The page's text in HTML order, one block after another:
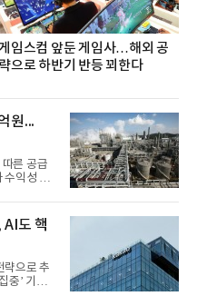
임스컴 앞둔 게임사…해외 공
략으로 하반기 반등 꾀한다
원...
른 공급
수익성 중
준 매출
했다고 7
미칼 기
화)이 매
다. 정기
로 전분
름을 유지
AI도 핵
략으로 추
중’ 기조